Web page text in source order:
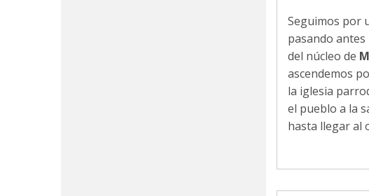
Seguimos por
pasando
del núcleo de
ascendemos
la iglesia
el pueblo a la
hasta llegar al